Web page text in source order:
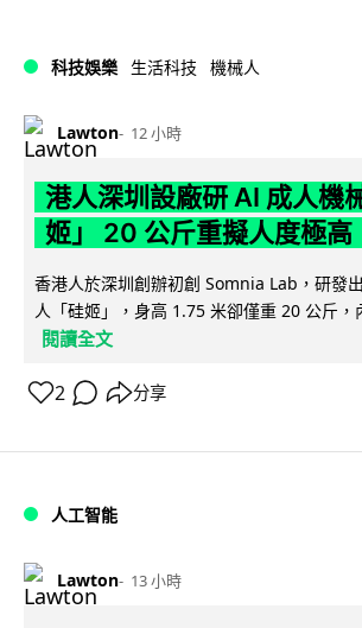
科技娛樂 生活科技 機械人
Lawton 12 小時
港人深圳設廠研 AI 成人機
姬」 20 公斤重擬人度極高
香港人於深圳創辦初創 Somnia Lab，研發
人「硅姬」，身高 1.75 米卻僅重 20 公斤，
閱讀全文
2 分享
人工智能
Lawton 13 小時